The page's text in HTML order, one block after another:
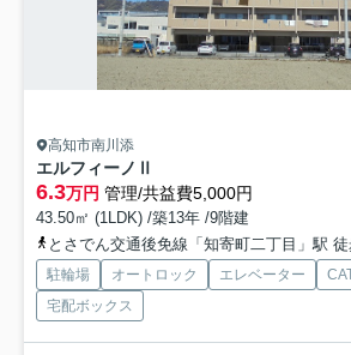
高知市南川添
エルフィーノⅡ
6.3万円 管理/共益費5,000円
43.50㎡ (1LDK) /築13年 /9階建
とさでん交通後免線「知寄町二丁目」駅
駐輪場 オートロック エレベーター
宅配ボックス